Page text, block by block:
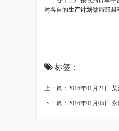
对各自的生产计划做局部调
标签：
上一篇：2016年01月21日
下一篇：2016年01月05日